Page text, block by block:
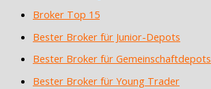
Broker Top 15
Bester Broker für Junior-Depots
Bester Broker für Gemeinschaftdepots
Bester Broker für Young Trader